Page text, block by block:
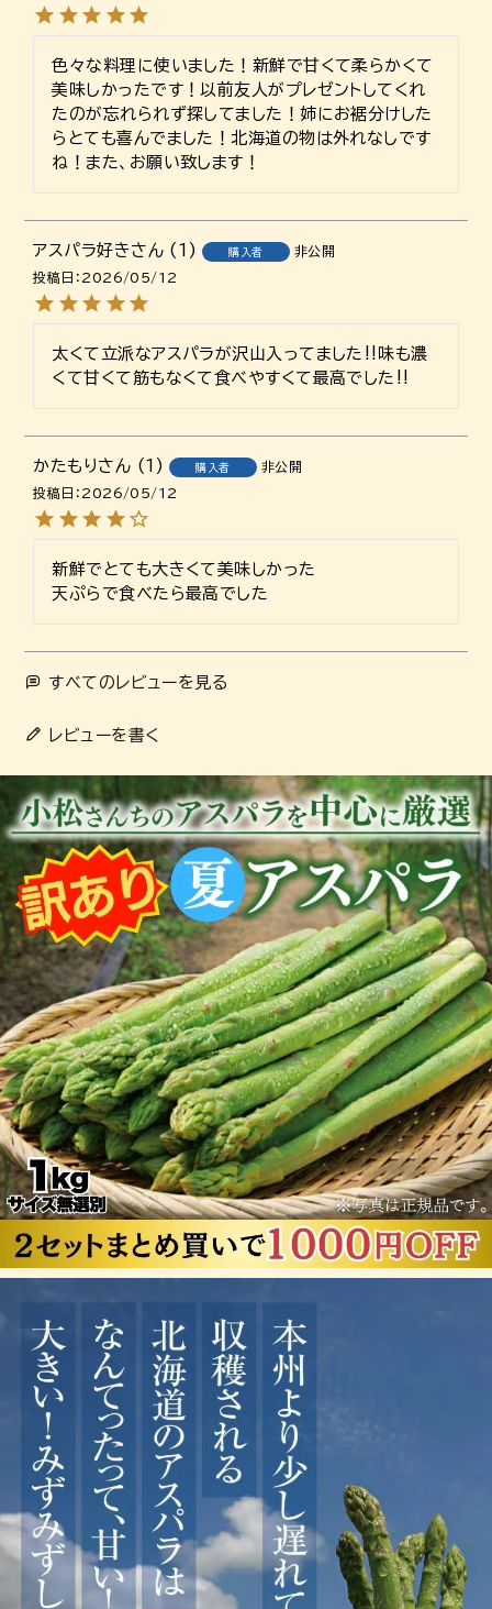
色々な料理に使いました！新鮮で甘くて柔らかくて
美味しかったです！以前友人がプレゼントしてくれ
たのが忘れられず探してました！姉にお裾分けした
らとても喜んでました！北海道の物は外れなしです
ね！また、お願い致します！
アスパラ好き 1 購入者
非公開
投稿日
2026/05/12
太くて立派なアスパラが沢山入ってました‼️味も濃
くて甘くて筋もなくて食べやすくて最高でした‼️
かたもり 1 購入者
非公開
投稿日
2026/05/12
新鮮でとても大きくて美味しかった
天ぷらで食べたら最高でした
すべてのレビューを見る
レビューを書く